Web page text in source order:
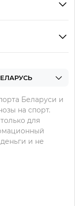
Беларуси и
на спорт.
для
и не